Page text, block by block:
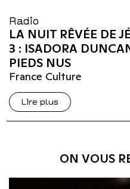
Radio
LA NUIT RÊVÉE DE
3 : ISADORA
PIEDS NUS
France Culture
Lire plus
ON VOUS